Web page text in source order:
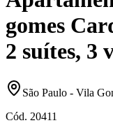
gomes
2 suítes, 3
São Paulo - Vila
Cód. 20411